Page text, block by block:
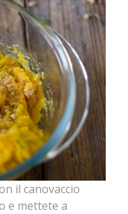
il canovaccio
e mettete a